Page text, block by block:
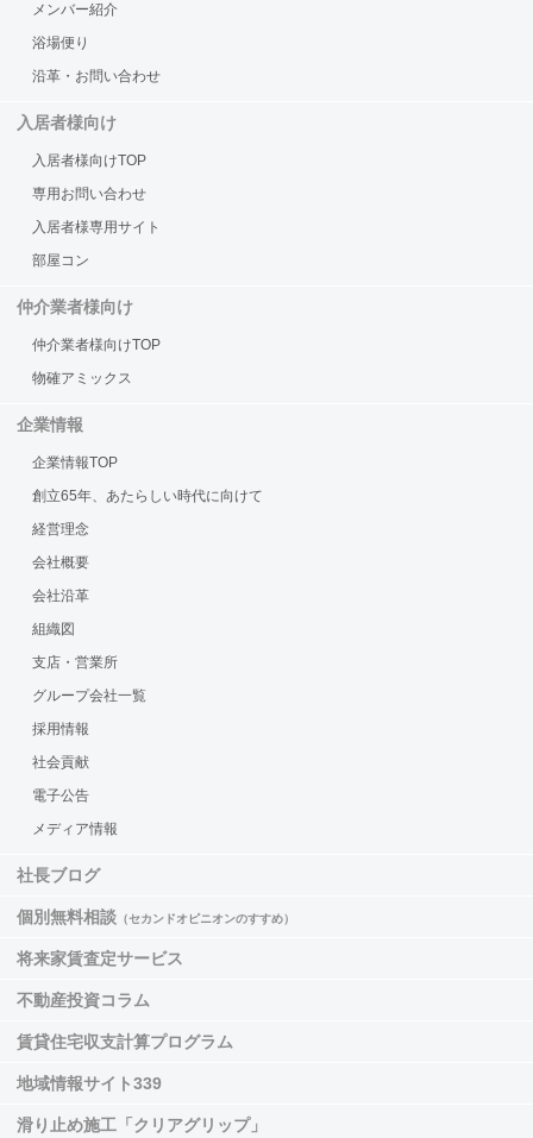
メンバー紹介
浴場便り
沿革・お問い合わせ
入居者様向け
入居者様向けTOP
専用お問い合わせ
入居者様専用サイト
部屋コン
仲介業者様向け
仲介業者様向けTOP
物確アミックス
企業情報
企業情報TOP
創立65年、あたらしい時代に向けて
経営理念
会社概要
会社沿革
組織図
支店・営業所
グループ会社一覧
採用情報
社会貢献
電子公告
メディア情報
社長ブログ
個別無料相談 （セカンドオピニオンのすすめ）
将来家賃査定サービス
不動産投資コラム
賃貸住宅収支計算プログラム
地域情報サイト339
滑り止め施工「クリアグリップ」